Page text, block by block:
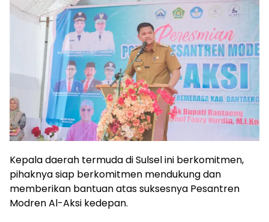
Kepala daerah termuda di Sulsel ini berkomitmen,
pihaknya siap berkomitmen mendukung dan
memberikan bantuan atas suksesnya Pesantren
Modren Al-Aksi kedepan.